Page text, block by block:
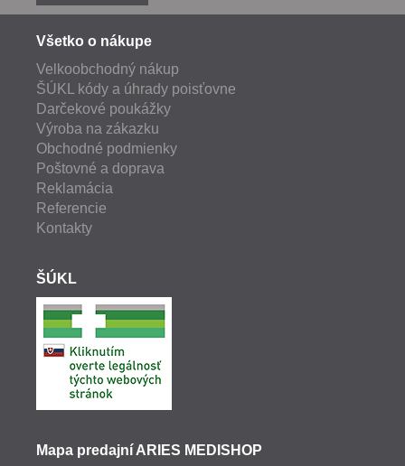
Všetko o nákupe
Velkoobchodný nákup
ŠÚKL kódy a úhrady poisťovne
Darčekové poukážky
Výroba na zákazku
Obchodné podmienky
Poštovné a doprava
Reklamácia
Referencie
Kontakty
ŠÚKL
Mapa predajní ARIES MEDISHOP